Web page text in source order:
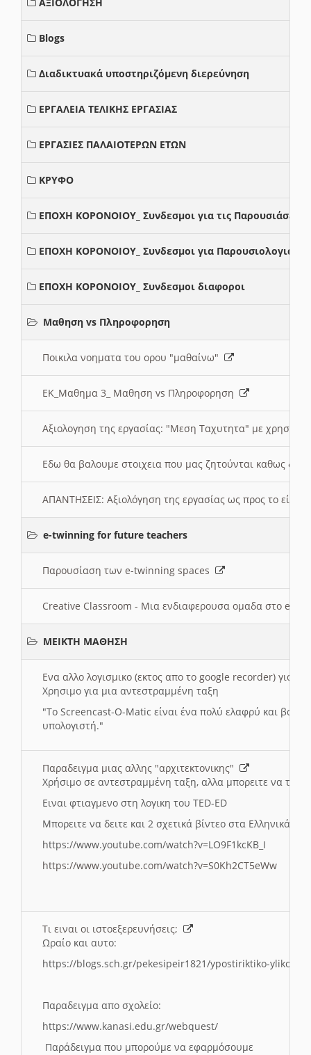
Blogs
Διαδικτυακά υποστηριζόμενη διερεύνηση
ΕΡΓΑΛΕΙΑ ΤΕΛΙΚΗΣ ΕΡΓΑΣΙΑΣ
ΕΡΓΑΣΙΕΣ ΠΑΛΑΙΟΤΕΡΩΝ ΕΤΩΝ
ΚΡΥΦΟ
ΕΠΟΧΗ ΚΟΡΟΝΟΙΟΥ_ Συνδεσμοι για τις Παρουσιάσεις
ΕΠΟΧΗ ΚΟΡΟΝΟΙΟΥ_ Συνδεσμοι για Παρουσιολογια
ΕΠΟΧΗ ΚΟΡΟΝΟΙΟΥ_ Συνδεσμοι διαφοροι
Μαθηση vs Πληροφορηση
Ποικιλα νοηματα του ορου "μαθαίνω"
ΕΚ_Μαθημα 3_ Μαθηση vs Πληροφορηση
Αξιολογηση της εργασίας: "Μεση Ταχυτητα" με χρηση
Εδω θα βαλουμε στοιχεια που μας ζητούνται καθως
ΑΠΑΝΤΗΣΕΙΣ: Αξιολόγηση της εργασίας ως προς το
e-twinning for future teachers
Παρουσίαση των e-twinning spaces
Creative Classroom - Μια ενδιαφερουσα ομαδα στο e-
ΜΕΙΚΤΗ ΜΑΘΗΣΗ
Ενα αλλο λογισμικο (εκτος απο το google recorder) για
Χρησιμο για μια αντεστραμμένη ταξη
"To Screencast-O-Matic είναι ένα πολύ ελαφρύ και
υπολογιστή."
Παραδειγμα μιας αλλης "αρχιτεκτονικης"
Χρήσιμο σε αντεστραμμένη ταξη, αλλα μπορειτε να το
Ειναι φτιαγμενο στη λογικη του TED-ED
Μπορειτε να δειτε και 2 σχετικά βίντεο στα Ελληνικά:
https://www.youtube.com/watch?v=LO9F1kcKB_I
https://www.youtube.com/watch?v=S0Kh2CT5eWw
Τι ειναι οι ιστοεξερευνήσεις;
Ωραίο και αυτο:
https://blogs.sch.gr/pekesipeir1821/ypostiriktiko-yliko/
Παραδειγμα απο σχολείο:
https://www.kanasi.edu.gr/webquest/
Παράδειγμα που μπορούμε να εφαρμόσουμε